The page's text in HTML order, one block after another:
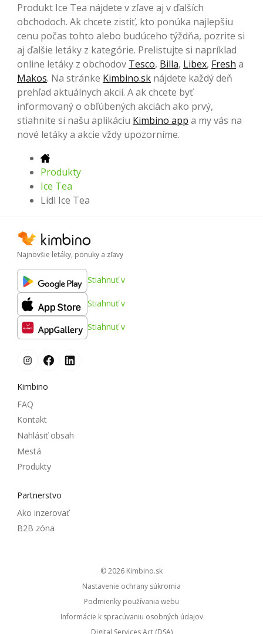
Produkt Ice Tea nájdete v zľave aj v ďalších
obchodoch. Ak chcete zistiť, kto ponúka najlepšiu
cenu počas tohto alebo budúceho týždňa, pozrite si
aj ďalšie letáky z kategórie. Prelistujte si napríklad
online letáky z obchodov Tesco, Billa, Libex, Fresh a
Makos. Na stránke Kimbino.sk nájdete každý deň
prehľad aktuálnych akcií. A ak chcete byť
informovaný o obľúbených akciách ako prvý,
stiahnite si našu aplikáciu Kimbino app a my vás na
nové letáky a akcie vždy upozorníme.
Produkty
Ice Tea
Lidl Ice Tea
Najnovšie letáky, ponuky a zľavy
Stiahnuť v
Stiahnuť v
Stiahnuť v
Kimbino
FAQ
Kontakt
Nahlásiť obsah
Mestá
Produkty
Partnerstvo
Ako inzerovať
B2B zóna
© 2026
kimbino.sk
Nastavenie ochrany súkromia
Podmienky používania webu
Informácie k spracúvaniu osobných údajov
Digital Services Act (DSA)